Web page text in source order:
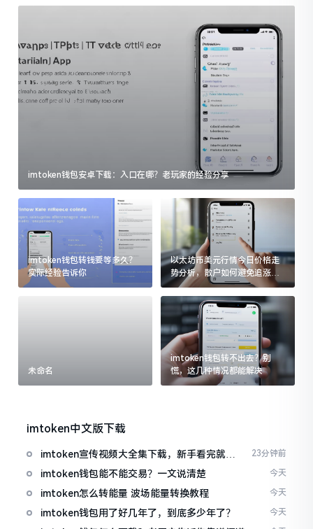
imtoken钱包安卓下载：入口在哪？老玩家的经验分享
imtoken钱包转钱要等多久？
实际经验告诉你
以太坊币美元行情今日价格走
势分析，散户如何避免追涨杀
跌被套牢
未命名
imtoken钱包转不出去？别
慌，这几种情况都能解决
imtoken中文版下载
imtoken宣传视频大全集下载，新手看完就懂
怎么用
23分钟前
imtoken钱包能不能交易？一文说清楚 今天
imtoken怎么转能量 波场能量转换教程 今天
imtoken钱包用了好几年了，到底多少年了？ 今天